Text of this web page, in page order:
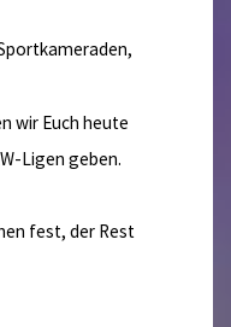
wir Euch heute
Ligen geben.
fest, der Rest